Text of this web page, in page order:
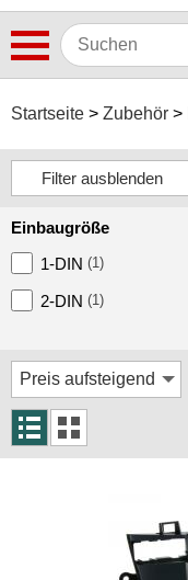
Startseite Zubehör
Autoradios
Dashcams
Elektromobilität
Freisprechanlagen
Multimedia
Navigationssoftware
Navigationssysteme
Soundprozessoren
Einbaugröße
1-DIN (1)
2-DIN (1)